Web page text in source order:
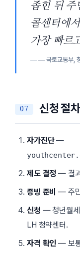
좁힌 뒤 주
콜센터에
가장 빠르
— 국토교통부,
신청 절
자가진단—
제도 결정 — 결
증빙 준비 — 주민
신청 — 청년월세
LH 청약센터.
자격 확인 — 보